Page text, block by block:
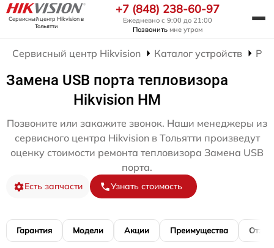
Сервисный центр Hikvisionв
Тольятти
+7 (848) 238-60-97
Ежедневно с 9:00 до 21:00
Позвонить мне утром
Сервисный центр Hikvision Каталог устройств
Замена USB порта тепловизора
Hikvision HM
Позвоните или закажите звонок. Наши менеджеры из
сервисного центра Hikvision в Тольятти произведут
оценку стоимости ремонта тепловизора Замена USB
порта.
Есть запчасти Узнать стоимость
Гарантия Модели Акции Преимущества